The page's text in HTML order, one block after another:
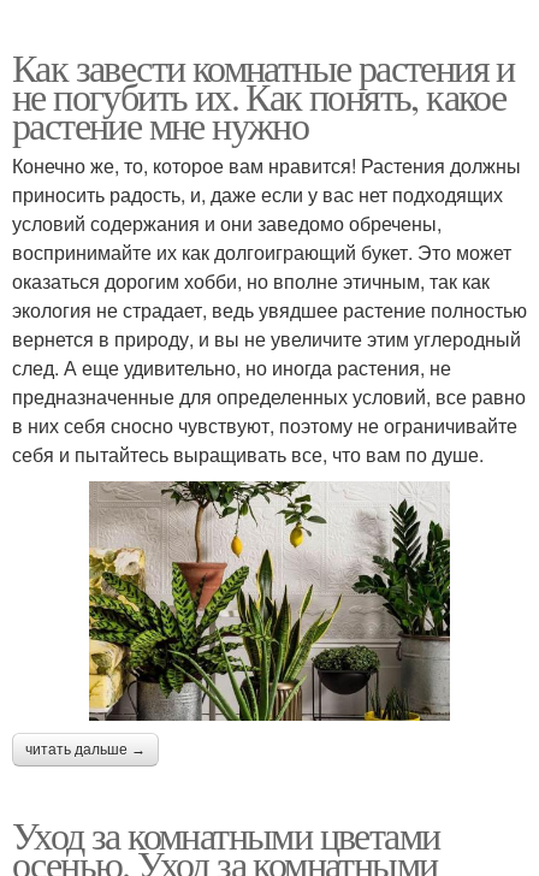
Как завести комнатные растения и
не погубить их. Как понять, какое
растение мне нужно
Конечно же, то, которое вам нравится! Растения должны
приносить радость, и, даже если у вас нет подходящих
условий содержания и они заведомо обречены,
воспринимайте их как долгоиграющий букет. Это может
оказаться дорогим хобби, но вполне этичным, так как
экология не страдает, ведь увядшее растение полностью
вернется в природу, и вы не увеличите этим углеродный
след. А еще удивительно, но иногда растения, не
предназначенные для определенных условий, все равно
в них себя сносно чувствуют, поэтому не ограничивайте
себя и пытайтесь выращивать все, что вам по душе.
читать дальше →
Уход за комнатными цветами
осенью. Уход за комнатными